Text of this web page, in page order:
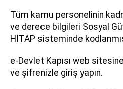
Tüm kamu personelinin
ve derece bilgileri Sosyal
HİTAP sisteminde
e-Devlet Kapısı web
ve şifrenizle giriş yapın.